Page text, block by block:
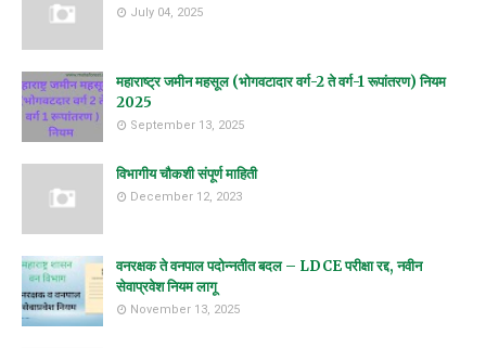
July 04, 2025
महाराष्ट्र जमीन महसूल (भोगवटादार वर्ग-2 ते वर्ग-1 रूपांतरण) नियम
2025
September 13, 2025
विभागीय चौकशी संपूर्ण माहिती
December 12, 2023
वनरक्षक ते वनपाल पदोन्नतीत बदल – LDCE परीक्षा रद्द, नवीन
सेवाप्रवेश नियम लागू
November 13, 2025